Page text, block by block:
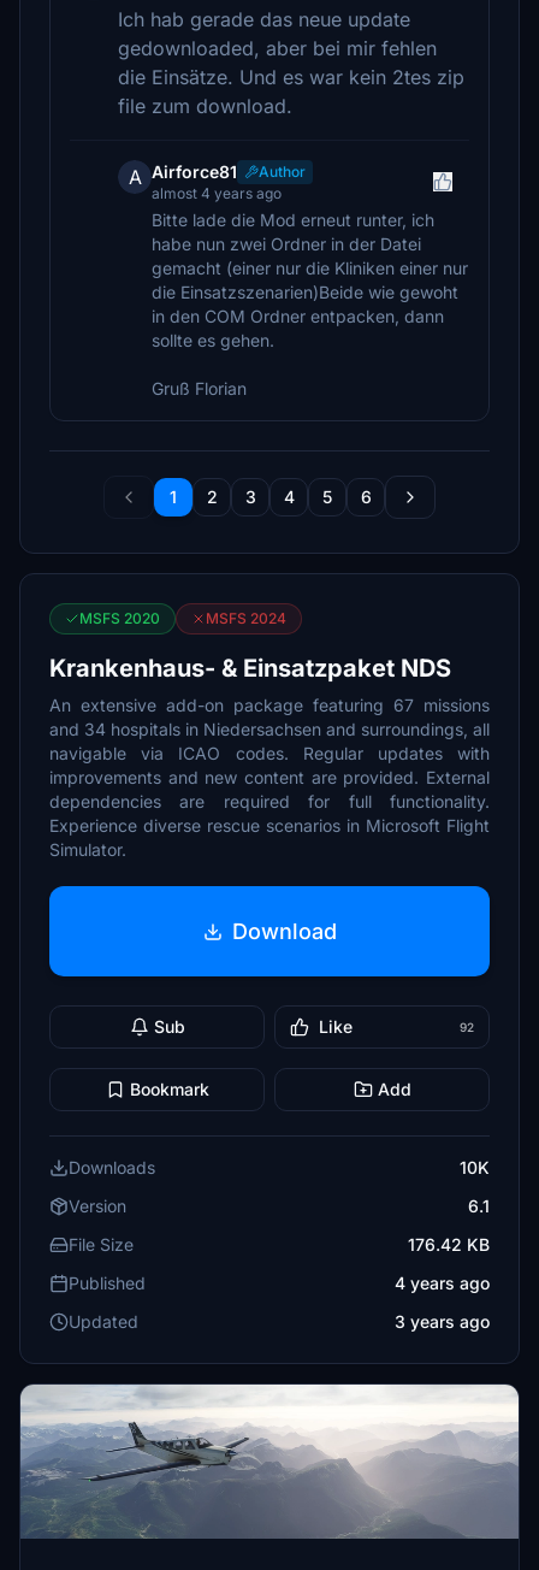
Ich hab gerade das neue update
gedownloaded, aber bei mir fehlen
die Einsätze. Und es war kein 2tes zip
file zum download.
A Airforce81
Author
almost 4 years ago
Bitte lade die Mod erneut runter, ich
habe nun zwei Ordner in der Datei
gemacht (einer nur die Kliniken einer nur
die Einsatzszenarien)Beide wie gewoht
in den COM Ordner entpacken, dann
sollte es gehen.
Gruß Florian
1 2 3 4 5 6
MSFS 2020 MSFS 2024
Krankenhaus- & Einsatzpaket NDS
An extensive add-on package featuring 67 missions
and 34 hospitals in Niedersachsen and surroundings, all
navigable via ICAO codes. Regular updates with
improvements and new content are provided. External
dependencies are required for full functionality.
Experience diverse rescue scenarios in Microsoft Flight
Simulator.
Download
Sub Like 92
Bookmark Add
Downloads
10K
Version
6.1
File Size
176.42 KB
Published
4 years ago
Updated
3 years ago